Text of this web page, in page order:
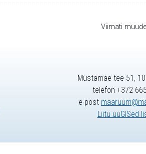
Viimati
Mustamäe tee 51,
telefon +372
e-post
Liitu uuGISed